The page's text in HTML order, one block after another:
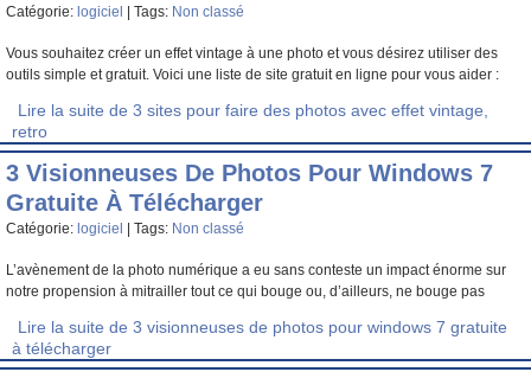
Catégorie: logiciel | Tags: Non classé
Vous souhaitez créer un effet vintage à une photo et vous désirez utiliser des
outils simple et gratuit. Voici une liste de site gratuit en ligne pour vous aider :
Lire la suite de 3 sites pour faire des photos avec effet vintage,
retro
3 Visionneuses De Photos Pour Windows 7
Gratuite À Télécharger
Catégorie: logiciel | Tags: Non classé
L’avènement de la photo numérique a eu sans conteste un impact énorme sur
notre propension à mitrailler tout ce qui bouge ou, d’ailleurs, ne bouge pas
Lire la suite de 3 visionneuses de photos pour windows 7 gratuite
à télécharger